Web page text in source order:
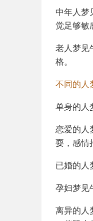
中年人梦
觉足够敏
老人梦见
格。
不同的人
单身的人
恋爱的人
耍，感情
已婚的人
孕妇梦见
离异的人